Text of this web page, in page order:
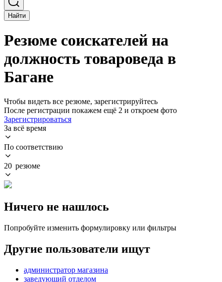
Найти
Резюме соискателей на
должность товароведа в
Багане
Чтобы видеть все резюме, зарегистрируйтесь
После регистрации покажем ещё 2 и откроем фото
Зарегистрироваться
За всё время
По соответствию
20 резюме
Ничего не нашлось
Попробуйте изменить формулировку или фильтры
Другие пользователи ищут
администратор магазина
заведующий отделом